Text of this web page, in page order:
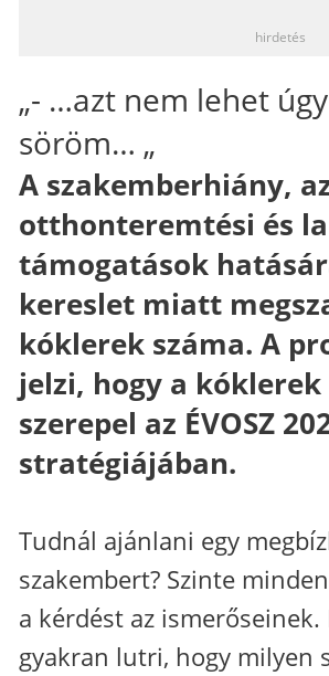
hirdetés
„- …azt nem lehet
söröm… „
A szakemberhiány,
otthonteremtési és
támogatások
kereslet miatt
kóklerek száma. A
jelzi, hogy a
szerepel az ÉVOSZ
stratégiájában.
Tudnál ajánlani egy
szakembert? Szinte
a kérdést az ismerőseinek.
gyakran lutri, hogy milyen